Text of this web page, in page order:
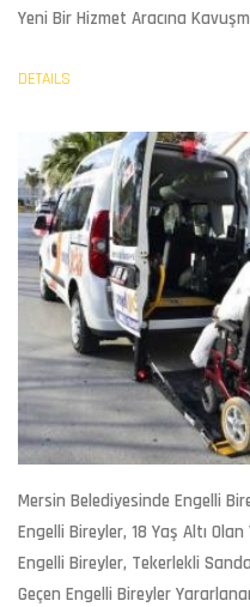
Yeni Bir Hizmet Aracına
DETAILS
Mersin Belediyesinde Engelli
Engelli Bireyler, 18 Yaş Altı
Engelli Bireyler, Tekerlekli
Geçen Engelli Bireyler